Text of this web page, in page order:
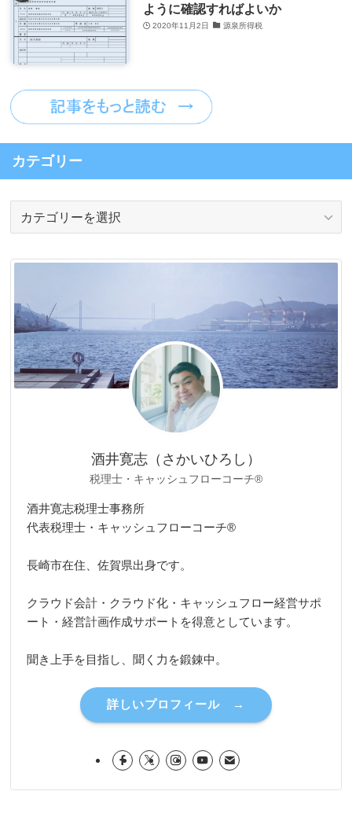
ように確認すればよいか
2020年11月2日 源泉所得税
カテゴリー
リ
酒井寛志（さかいひろし）
税理士・キャッシュフローコーチ®
酒井寛志税理士事務所
代表税理士・キャッシュフローコーチ®
長崎市在住、佐賀県出身です。
クラウド会計・クラウド化・キャッシュフロー経営サポ
ート・経営計画作成サポートを得意としています。
聞き上手を目指し、聞く力を鍛錬中。
詳しいプロフィール →